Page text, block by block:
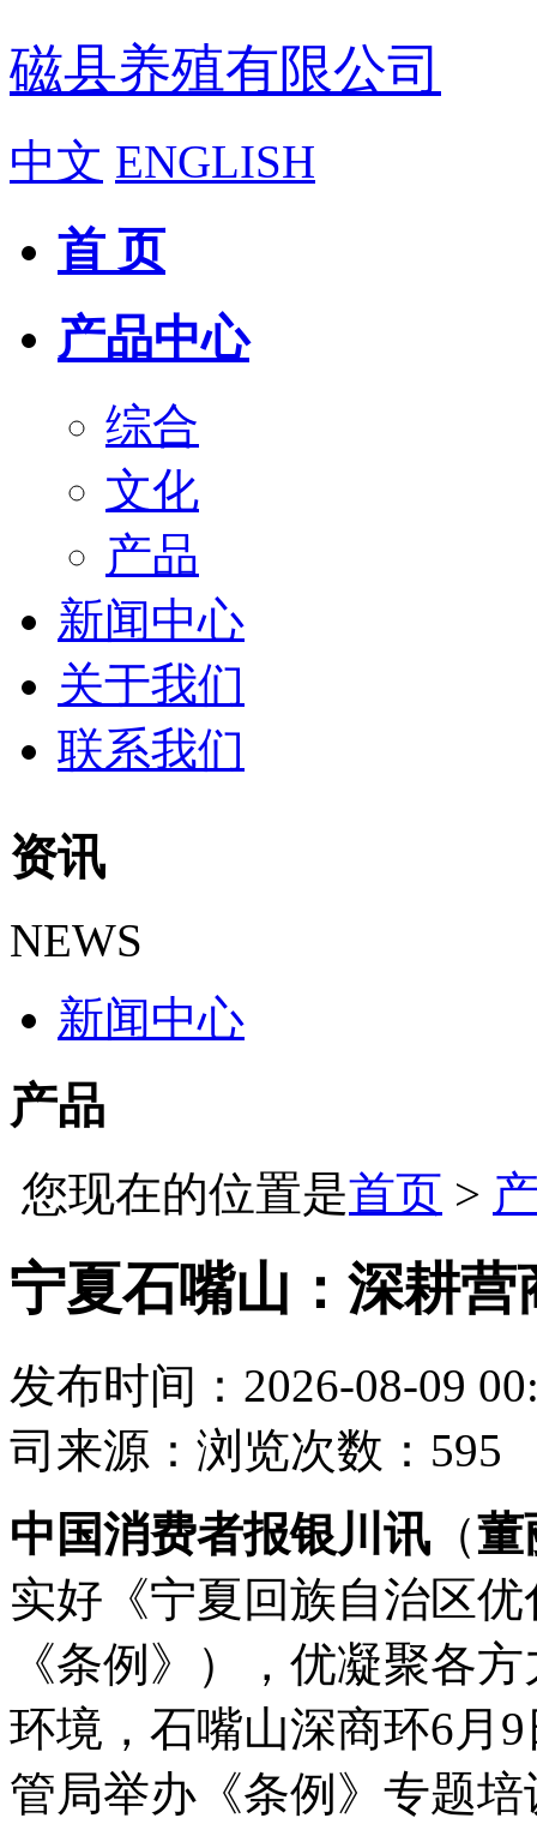
磁县养殖有限公司
中文 ENGLISH
首 页
产品中心
综合
文化
产品
新闻中心
关于我们
联系我们
资讯
NEWS
新闻中心
产品
您现在的位置是首页 >
宁夏石嘴山：深耕
发布时间：2026-08-09
司 来源： 浏览次数：595
中国消费者报银川讯 （董
实好《宁夏回族自治区
《条例》），优凝聚各
环境，石嘴山深商环6月
管局举办《条例》专题